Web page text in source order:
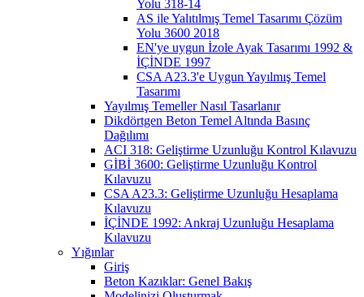
Yolu 318-14
AS ile Yalıtılmış Temel Tasarımı Çözüm
Yolu 3600 2018
EN'ye uygun İzole Ayak Tasarımı 1992 &
İÇİNDE 1997
CSA A23.3'e Uygun Yayılmış Temel
Tasarımı
Yayılmış Temeller Nasıl Tasarlanır
Dikdörtgen Beton Temel Altında Basınç
Dağılımı
ACI 318: Geliştirme Uzunluğu Kontrol Kılavuzu
GİBİ 3600: Geliştirme Uzunluğu Kontrol
Kılavuzu
CSA A23.3: Geliştirme Uzunluğu Hesaplama
Kılavuzu
İÇİNDE 1992: Ankraj Uzunluğu Hesaplama
Kılavuzu
Yığınlar
Giriş
Beton Kazıklar: Genel Bakış